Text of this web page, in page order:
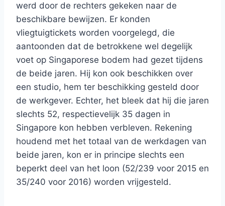
werd door de rechters gekeken naar de
beschikbare bewijzen. Er konden
vliegtuigtickets worden voorgelegd, die
aantoonden dat de betrokkene wel degelijk
voet op Singaporese bodem had gezet tijdens
de beide jaren. Hij kon ook beschikken over
een studio, hem ter beschikking gesteld door
de werkgever. Echter, het bleek dat hij die jaren
slechts 52, respectievelijk 35 dagen in
Singapore kon hebben verbleven. Rekening
houdend met het totaal van de werkdagen van
beide jaren, kon er in principe slechts een
beperkt deel van het loon (52/239 voor 2015 en
35/240 voor 2016) worden vrijgesteld.